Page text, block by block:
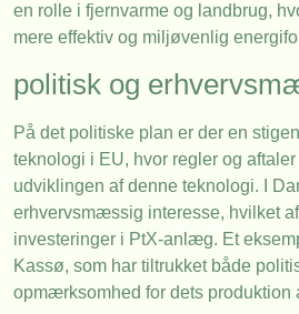
en rolle i fjernvarme og landbrug,
mere effektiv og miljøvenlig
politisk og
På det politiske plan er der en
teknologi i EU, hvor regler og
udviklingen af denne teknologi. I
erhvervsmæssig interesse, hvilket
investeringer i PtX-anlæg. Et
Kassø, som har tiltrukket både
opmærksomhed for dets produktion